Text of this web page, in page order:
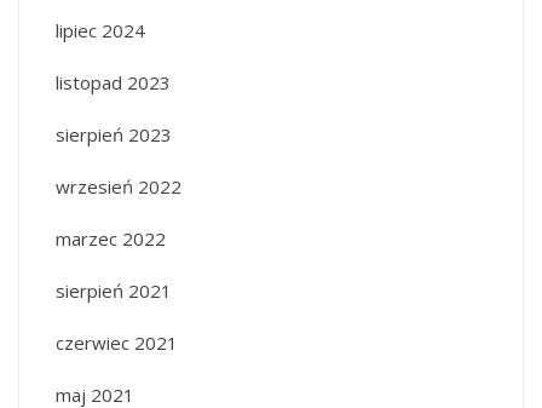
lipiec 2024
listopad 2023
sierpień 2023
wrzesień 2022
marzec 2022
sierpień 2021
czerwiec 2021
maj 2021